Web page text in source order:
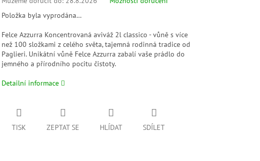
Položka byla vyprodána…
Felce Azzurra Koncentrovaná aviváž 2l classico - vůně s více
než 100 složkami z celého světa, tajemná rodinná tradice od
Paglieri. Unikátní vůně Felce Azzurra zabalí vaše prádlo do
jemného a přírodního pocitu čistoty.
Detailní informace
TISK ZEPTAT SE HLÍDAT SDÍLET